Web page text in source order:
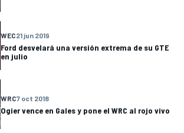
WEC21 jun 2019
Ford desvelará una versión extrema de su GTE
en julio
WRC7 oct 2018
Ogier vence en Gales y pone el WRC al rojo vivo